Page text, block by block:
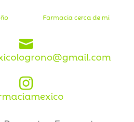
Farmacia cerca de mi

